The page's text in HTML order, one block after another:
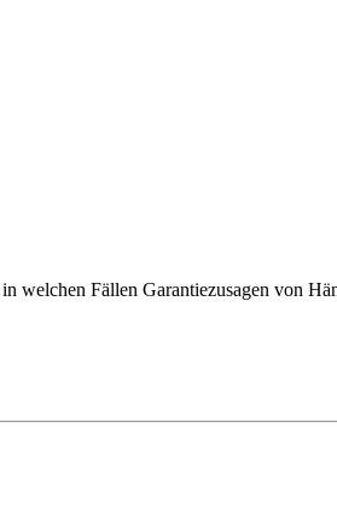
welchen Fällen Garantiezusagen von